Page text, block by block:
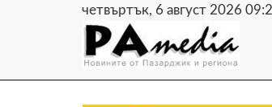
четвъртък, 6 август 2026